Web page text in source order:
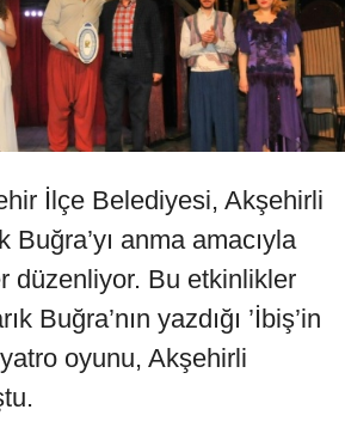
İlçe Belediyesi, Akşehirli
Buğra’yı anma amacıyla
düzenliyor. Bu etkinlikler
Buğra’nın yazdığı ’İbiş’in
oyunu, Akşehirli